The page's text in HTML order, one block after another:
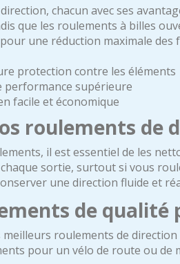
chacun avec ses
que les roulements à billes
une réduction maximale
protection contre les éléments
performance supérieure
facile et économique
roulements de
il est essentiel de les
sortie, surtout si vous
une direction fluide et
de
meilleurs roulements de
pour un vélo de route ou de